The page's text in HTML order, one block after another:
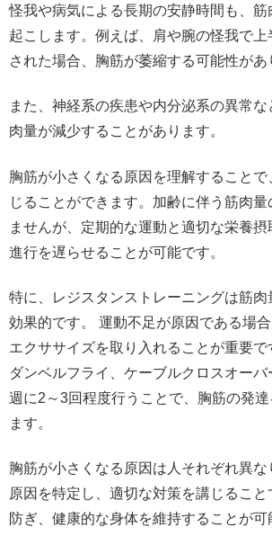
怪我や病気による長期の安静時間も、筋
起こします。例えば、肩や腕の怪我で
された場合、胸筋が萎縮する可能性があ
また、神経系の疾患や内分泌系の異常
肉量が減少することがあります。
胸筋が小さくなる原因を理解すること
じることができます。加齢に伴う筋肉
ませんが、定期的な運動と適切な栄養
進行を遅らせることが可能です。
特に、レジスタンストレーニングは筋肉
効果的です。 運動不足が原因である場
エクササイズを取り入れることが重要で
ダンベルフライ、ケーブルクロスオーバ
週に2～3回程度行うことで、胸筋の発
ます。
胸筋が小さくなる原因は人それぞれ異
原因を特定し、適切な対策を講じるこ
防ぎ、健康的な身体を維持することが